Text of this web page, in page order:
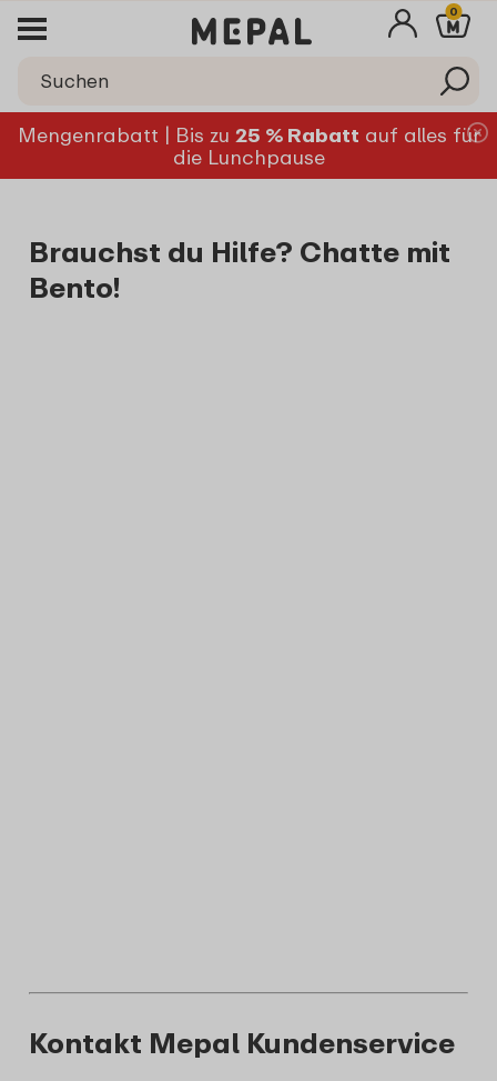
0
Mengenrabatt | Bis zu 25 % Rabatt auf alles für
die Lunchpause
Brauchst du Hilfe? Chatte mit
Bento!
Kontakt Mepal Kundenservice